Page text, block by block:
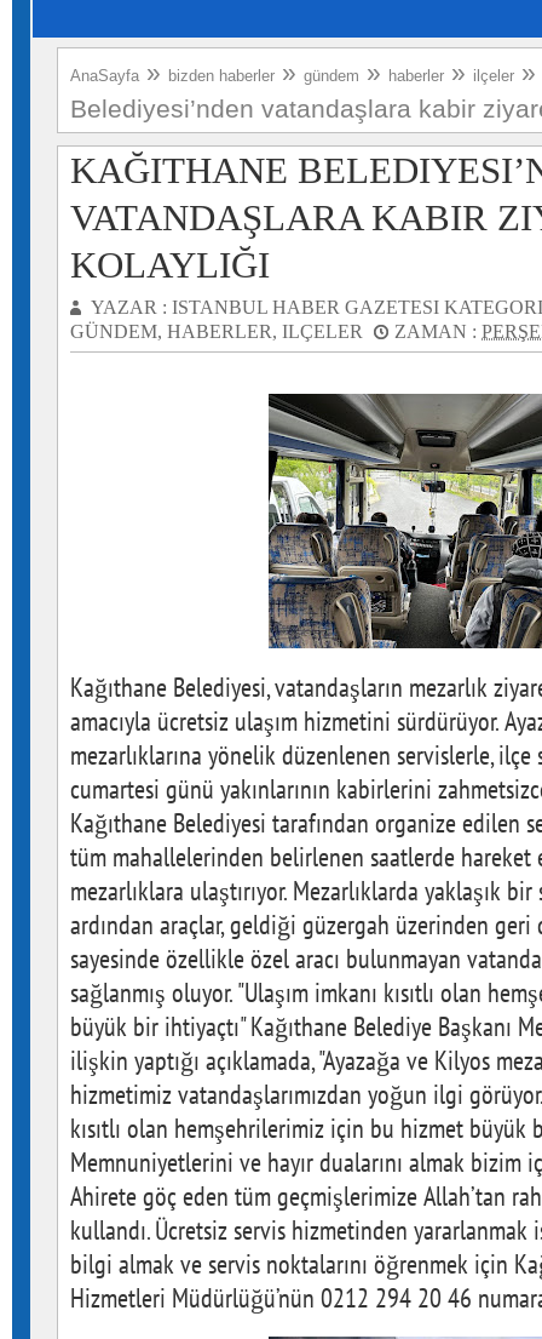
AnaSayfa » bizden haberler » gündem » haberler » ilçeler »
Belediyesi’nden vatandaşlara kabir
KAĞITHANE
VATANDAŞLARA KABIR
KOLAYLIĞI
YAZAR : ISTANBUL HABER GAZETESI
GÜNDEM, HABERLER, ILÇELER ZAMAN :
Kağıthane Belediyesi, vatandaşların mezarlık
amacıyla ücretsiz ulaşım hizmetini sürdürüyor.
mezarlıklarına yönelik düzenlenen servislerle,
cumartesi günü yakınlarının kabirlerini
Kağıthane Belediyesi tarafından organize edilen
tüm mahallelerinden belirlenen saatlerde hareket
mezarlıklara ulaştırıyor. Mezarlıklarda yaklaşık
ardından araçlar, geldiği güzergah üzerinden geri
sayesinde özellikle özel aracı bulunmayan
sağlanmış oluyor. "Ulaşım imkanı kısıtlı olan
büyük bir ihtiyaçtı" Kağıthane Belediye Başkanı
ilişkin yaptığı açıklamada, "Ayazağa ve Kilyos
hizmetimiz vatandaşlarımızdan yoğun ilgi
kısıtlı olan hemşehrilerimiz için bu hizmet büyük
Memnuniyetlerini ve hayır dualarını almak bizim
Ahirete göç eden tüm geçmişlerimize Allah’tan
kullandı. Ücretsiz servis hizmetinden yararlanmak
bilgi almak ve servis noktalarını öğrenmek için
Hizmetleri Müdürlüğü’nün 0212 294 20 46